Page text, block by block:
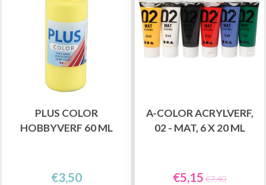
PLUS COLOR
HOBBYVERF 60 ML
€3,50
A-COLOR ACRYLVERF,
02 - MAT, 6 X 20 ML
€5,15 €7,40